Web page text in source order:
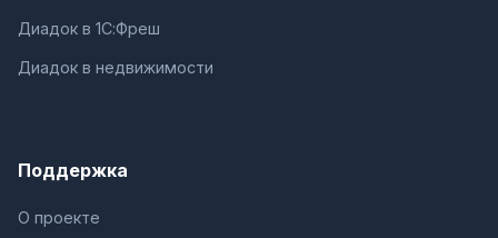
Диадок в 1С:Фреш
Диадок в недвижимости
Поддержка
О проекте